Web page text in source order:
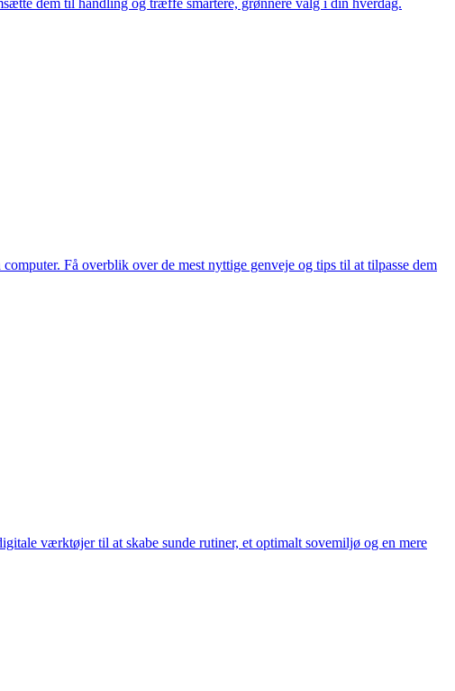
dem til handling og træffe smartere, grønnere valg i din hverdag.
Få overblik over de mest nyttige genveje og tips til at tilpasse dem
værktøjer til at skabe sunde rutiner, et optimalt sovemiljø og en mere